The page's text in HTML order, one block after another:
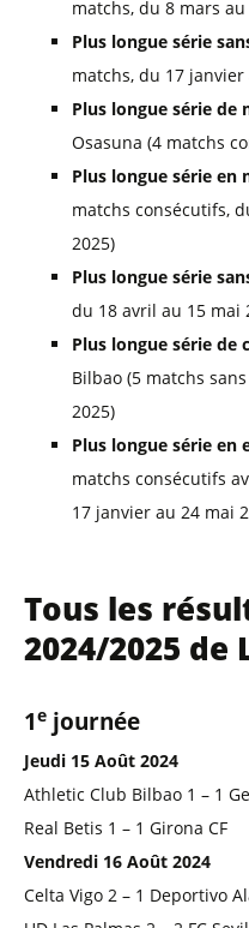
matchs, du 8 mars
Plus longue série
matchs, du 17 janvier
Plus longue série de
Osasuna (4 matchs
Plus longue série en
matchs consécutifs,
2025)
Plus longue série
du 18 avril au 15 mai
Plus longue série de
Bilbao (5 matchs
2025)
Plus longue série en
matchs consécutifs
17 janvier au 24 mai
Tous les
2024/2025 de
1e journée
Jeudi 15 Août 2024
Athletic Club Bilbao 1 – 1
Real Betis 1 – 1 Girona CF
Vendredi 16 Août 2024
Celta Vigo 2 – 1 Deportivo